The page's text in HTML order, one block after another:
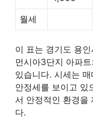
월세
이 표는 경기도 용
먼시아3단지 아파
있습니다. 시세는
안정세를 보이고 있
서 안정적인 환경을
다.